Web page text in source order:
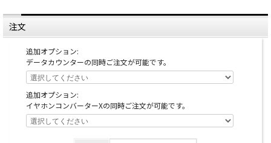
ていただきましたら、ご注文価格より2000円引きいたします。
※在庫切れの台でも入荷している場合がありますので、電話かメールにてお問い合
わせ下さい。
注文
追加オプション:
データカウンターの同時ご注文が可能です。
追加オプション:
イヤホンコンバーターXの同時ご注文が可能です。